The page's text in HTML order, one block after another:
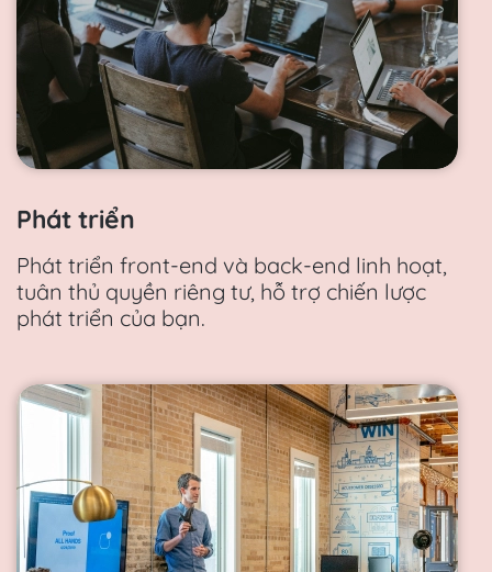
Phát triển
Phát triển front-end và back-end linh hoạt,
tuân thủ quyền riêng tư, hỗ trợ chiến lược
phát triển của bạn.